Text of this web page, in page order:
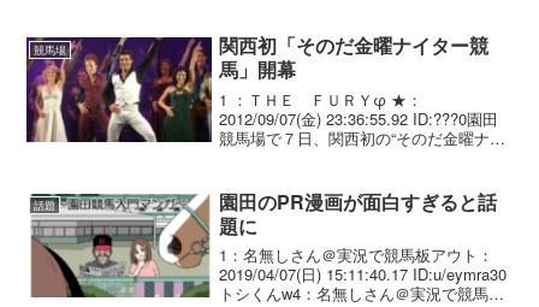
競馬場
関西初「そのだ金曜ナイター競
馬」開幕
1 ：ＴＨＥ ＦＵＲＹφ ★：
2012/09/07(金) 23:36:55.92 ID:???0園田
競馬場で７日、関西初の“そのだ金曜ナイ
立った。ナイターの点灯式には...
話題
園田のPR漫画が面白すぎると話
題に
1：名無しさん＠実況で競馬板アウト：
2019/04/07(日) 15:11:40.17 ID:u/eymra30
トシくんw4：名無しさん＠実況で競馬板